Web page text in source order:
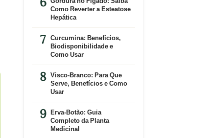
Como Reverter a Esteatose
Hepática
Curcumina: Benefícios,
Biodisponibilidade e
Como Usar
Visco-Branco: Para Que
Serve, Benefícios e Como
Usar
Erva-Botão: Guia
Completo da Planta
Medicinal